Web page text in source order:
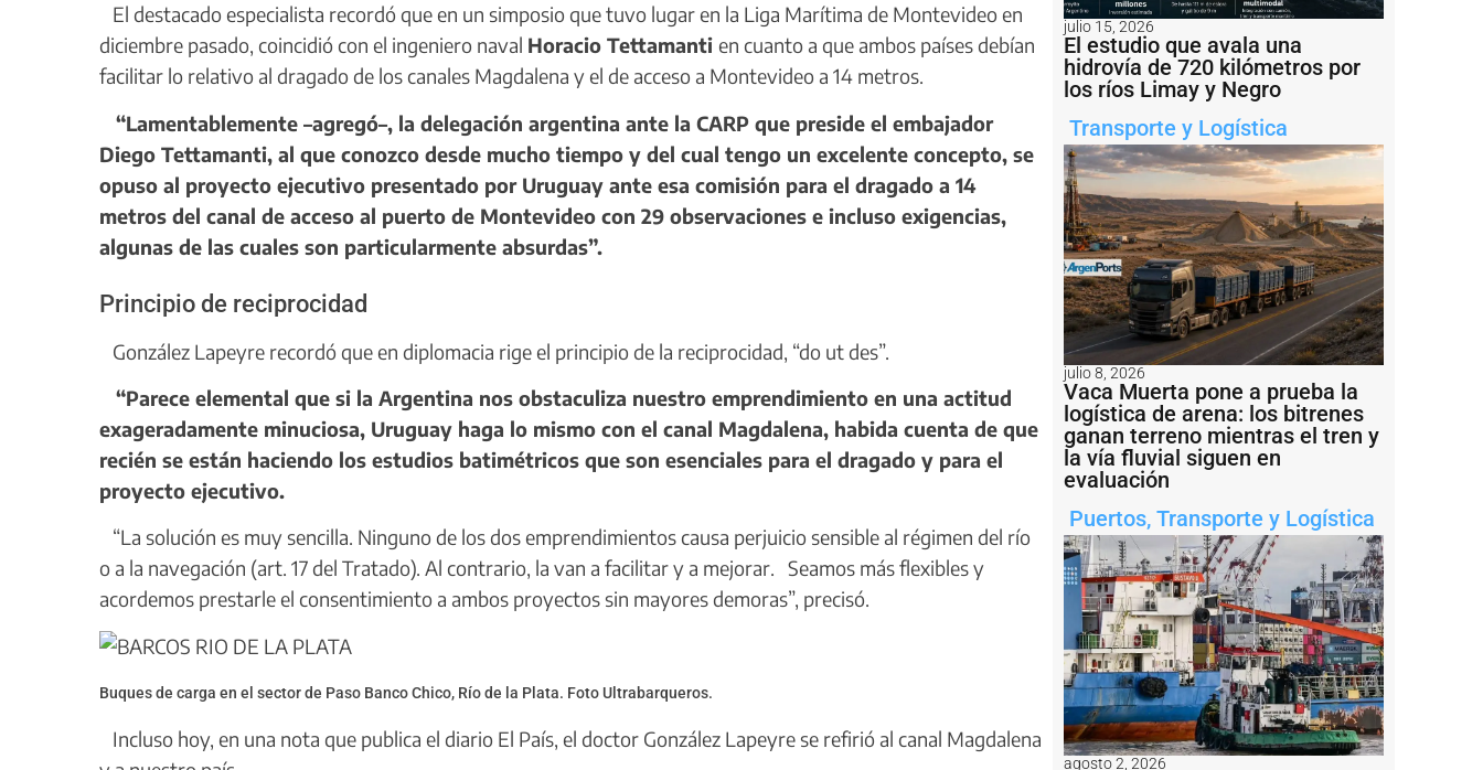
El destacado especialista recordó que en un simposio que tuvo lugar en la Liga Marítima de Montevideo en
diciembre pasado, coincidió con el ingeniero naval Horacio Tettamanti en cuanto a que ambos países debían
facilitar lo relativo al dragado de los canales Magdalena y el de acceso a Montevideo a 14 metros.
“Lamentablemente –agregó–, la delegación argentina ante la CARP que preside el embajador
Diego Tettamanti, al que conozco desde mucho tiempo y del cual tengo un excelente concepto, se
opuso al proyecto ejecutivo presentado por Uruguay ante esa comisión para el dragado a 14
metros del canal de acceso al puerto de Montevideo con 29 observaciones e incluso exigencias,
algunas de las cuales son particularmente absurdas”.
Principio de reciprocidad
González Lapeyre recordó que en diplomacia rige el principio de la reciprocidad, “do ut des”.
“Parece elemental que si la Argentina nos obstaculiza nuestro emprendimiento en una actitud
exageradamente minuciosa, Uruguay haga lo mismo con el canal Magdalena, habida cuenta de que
recién se están haciendo los estudios batimétricos que son esenciales para el dragado y para el
proyecto ejecutivo.
“La solución es muy sencilla. Ninguno de los dos emprendimientos causa perjuicio sensible al régimen del río
o a la navegación (art. 17 del Tratado). Al contrario, la van a facilitar y a mejorar. Seamos más flexibles y
acordemos prestarle el consentimiento a ambos proyectos sin mayores demoras”, precisó.
Buques de carga en el sector de Paso Banco Chico, Río de la Plata. Foto Ultrabarqueros.
Incluso hoy, en una nota que publica el diario El País, el doctor González Lapeyre se refirió al canal Magdalena
julio 15, 2026
El estudio que avala una
hidrovía de 720 kilómetros por
los ríos Limay y Negro
Transporte y Logística
julio 8, 2026
Vaca Muerta pone a prueba la
logística de arena: los bitrenes
ganan terreno mientras el tren y
la vía fluvial siguen en
evaluación
Puertos, Transporte y Logística
agosto 2, 2026